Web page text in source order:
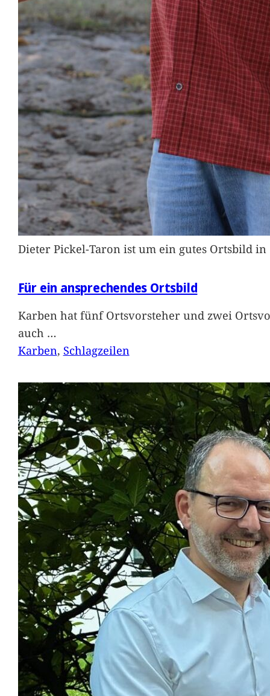
Dieter Pickel-Taron ist um ein gutes Ortsbild
Für ein ansprechendes Ortsbild
Karben hat fünf Ortsvorsteher und zwei
auch …
Karben, Schlagzeilen